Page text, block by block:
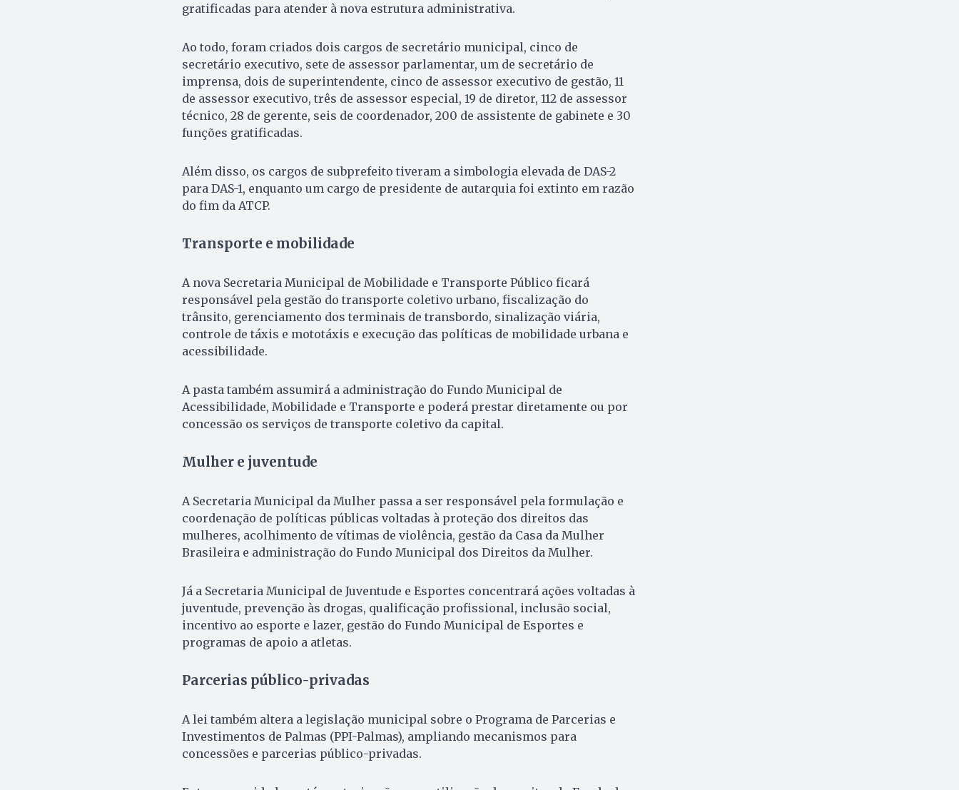
gratificadas para atender à nova estrutura administrativa.
Ao todo, foram criados dois cargos de secretário municipal, cinco de
secretário executivo, sete de assessor parlamentar, um de secretário de
imprensa, dois de superintendente, cinco de assessor executivo de gestão, 11
de assessor executivo, três de assessor especial, 19 de diretor, 112 de assessor
técnico, 28 de gerente, seis de coordenador, 200 de assistente de gabinete e 30
funções gratificadas.
Além disso, os cargos de subprefeito tiveram a simbologia elevada de DAS-2
para DAS-1, enquanto um cargo de presidente de autarquia foi extinto em razão
do fim da ATCP.
Transporte e mobilidade
A nova Secretaria Municipal de Mobilidade e Transporte Público ficará
responsável pela gestão do transporte coletivo urbano, fiscalização do
trânsito, gerenciamento dos terminais de transbordo, sinalização viária,
controle de táxis e mototáxis e execução das políticas de mobilidade urbana e
acessibilidade.
A pasta também assumirá a administração do Fundo Municipal de
Acessibilidade, Mobilidade e Transporte e poderá prestar diretamente ou por
concessão os serviços de transporte coletivo da capital.
Mulher e juventude
A Secretaria Municipal da Mulher passa a ser responsável pela formulação e
coordenação de políticas públicas voltadas à proteção dos direitos das
mulheres, acolhimento de vítimas de violência, gestão da Casa da Mulher
Brasileira e administração do Fundo Municipal dos Direitos da Mulher.
Já a Secretaria Municipal de Juventude e Esportes concentrará ações voltadas à
juventude, prevenção às drogas, qualificação profissional, inclusão social,
incentivo ao esporte e lazer, gestão do Fundo Municipal de Esportes e
programas de apoio a atletas.
Parcerias público-privadas
A lei também altera a legislação municipal sobre o Programa de Parcerias e
Investimentos de Palmas (PPI-Palmas), ampliando mecanismos para
concessões e parcerias público-privadas.